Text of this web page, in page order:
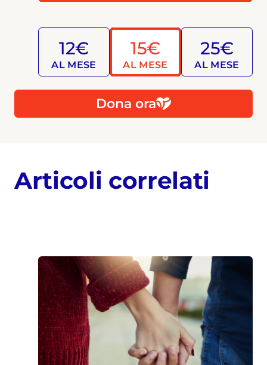
12€
AL MESE
15€
AL MESE
25€
AL MESE
Dona ora
Articoli correlati